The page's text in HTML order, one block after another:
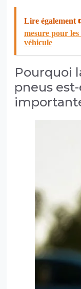
Lire également
mesure pour les
véhicule
Pourquoi
pneus